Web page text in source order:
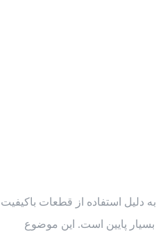
به دلیل استفاده از قطعات باکیفیت
پایین است. این موضوع